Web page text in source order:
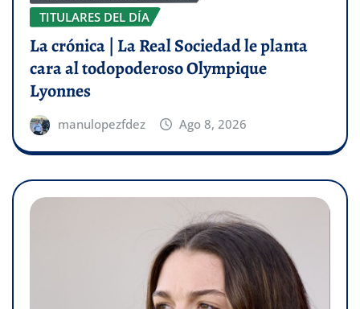
TITULARES DEL DÍA
La crónica | La Real Sociedad le planta
cara al todopoderoso Olympique
Lyonnes
manulopezfdez Ago 8, 2026